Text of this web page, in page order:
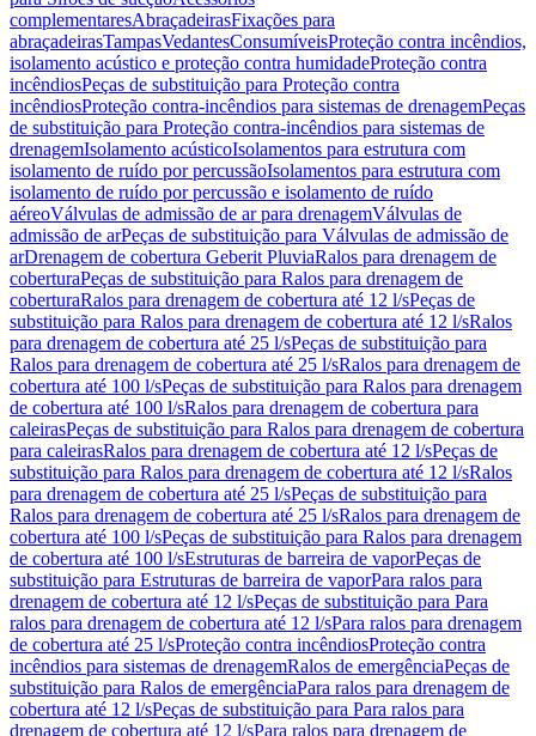
complementaresAbraçadeirasFixações para
abraçadeirasTampasVedantesConsumíveisProteção contra incêndios,
isolamento acústico e proteção contra humidadeProteção contra
incêndiosPeças de substituição para Proteção contra
incêndiosProteção contra-incêndios para sistemas de drenagemPeças
de substituição para Proteção contra-incêndios para sistemas de
drenagemIsolamento acústicoIsolamentos para estrutura com
isolamento de ruído por percussãoIsolamentos para estrutura com
isolamento de ruído por percussão e isolamento de ruído
aéreoVálvulas de admissão de ar para drenagemVálvulas de
admissão de arPeças de substituição para Válvulas de admissão de
arDrenagem de cobertura Geberit PluviaRalos para drenagem de
coberturaPeças de substituição para Ralos para drenagem de
coberturaRalos para drenagem de cobertura até 12 l/sPeças de
substituição para Ralos para drenagem de cobertura até 12 l/sRalos
para drenagem de cobertura até 25 l/sPeças de substituição para
Ralos para drenagem de cobertura até 25 l/sRalos para drenagem de
cobertura até 100 l/sPeças de substituição para Ralos para drenagem
de cobertura até 100 l/sRalos para drenagem de cobertura para
caleirasPeças de substituição para Ralos para drenagem de cobertura
para caleirasRalos para drenagem de cobertura até 12 l/sPeças de
substituição para Ralos para drenagem de cobertura até 12 l/sRalos
para drenagem de cobertura até 25 l/sPeças de substituição para
Ralos para drenagem de cobertura até 25 l/sRalos para drenagem de
cobertura até 100 l/sPeças de substituição para Ralos para drenagem
de cobertura até 100 l/sEstruturas de barreira de vaporPeças de
substituição para Estruturas de barreira de vaporPara ralos para
drenagem de cobertura até 12 l/sPeças de substituição para Para
ralos para drenagem de cobertura até 12 l/sPara ralos para drenagem
de cobertura até 25 l/sProteção contra incêndiosProteção contra
incêndios para sistemas de drenagemRalos de emergênciaPeças de
substituição para Ralos de emergênciaPara ralos para drenagem de
cobertura até 12 l/sPeças de substituição para Para ralos para
drenagem de cobertura até 12 l/sPara ralos para drenagem de